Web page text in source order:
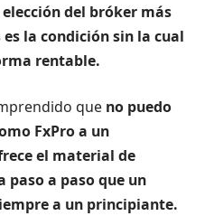
del bróker más
la condición sin la cual
rentable.
que no puedo
FxPro a un
el material de
a paso que un
a un principiante.